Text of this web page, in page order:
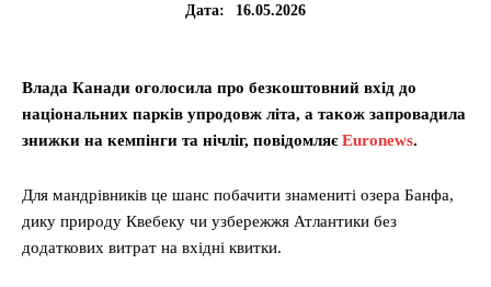
Дата:
16.05.2026
Влада Канади оголосила про безкоштовний вхід до
національних парків упродовж літа, а також запровадила
знижки на кемпінги та нічліг, повідомляєEuronews.
Для мандрівників це шанс побачити знамениті озера Банфа,
дику природу Квебеку чи узбережжя Атлантики без
додаткових витрат на вхідні квитки.